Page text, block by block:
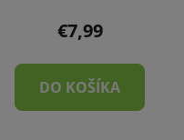
€7,99
DO KOŠÍKA